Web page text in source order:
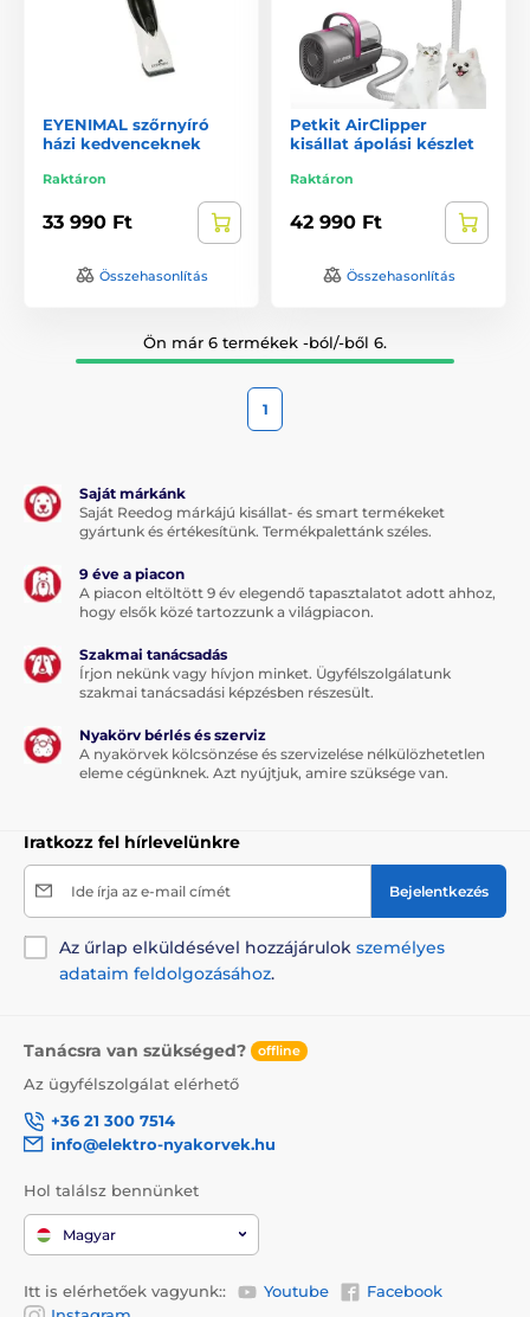
EYENIMAL szőrnyíró
házi kedvenceknek
Raktáron
33 990 Ft
Összehasonlítás
Petkit AirClipper
kisállat ápolási készlet
Raktáron
42 990 Ft
Összehasonlítás
Ön már 6 termékek -ból/-ből 6.
1
Saját márkánk
Saját Reedog márkájú kisállat- és smart termékeket
gyártunk és értékesítünk. Termékpalettánk széles.
9 éve a piacon
A piacon eltöltött 9 év elegendő tapasztalatot adott ahhoz,
hogy elsők közé tartozzunk a világpiacon.
Szakmai tanácsadás
Írjon nekünk vagy hívjon minket. Ügyfélszolgálatunk
szakmai tanácsadási képzésben részesült.
Nyakörv bérlés és szerviz
A nyakörvek kölcsönzése és szervizelése nélkülözhetetlen
eleme cégünknek. Azt nyújtjuk, amire szüksége van.
Iratkozz fel hírlevelünkre
Ide írja az e-mail címét Bejelentkezés
Az űrlap elküldésével hozzájárulok személyes
adataim feldolgozásához.
Tanácsra van szükséged? offline
Az ügyfélszolgálat elérhető
+36 21 300 7514
info@elektro-nyakorvek.hu
Hol találsz bennünket
Magyar
Itt is elérhetőek vagyunk:: Youtube
Facebook